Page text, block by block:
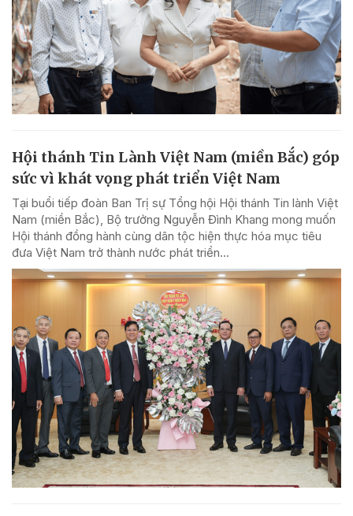
Hội thánh Tin Lành Việt Nam (miền Bắc) góp
sức vì khát vọng phát triển Việt Nam
Tại buổi tiếp đoàn Ban Trị sự Tổng hội Hội thánh Tin lành Việt
Nam (miền Bắc), Bộ trưởng Nguyễn Đình Khang mong muốn
Hội thánh đồng hành cùng dân tộc hiện thực hóa mục tiêu
đưa Việt Nam trở thành nước phát triển...